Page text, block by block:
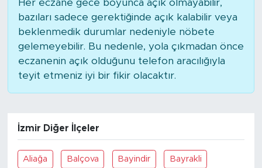
Her eczane gece boyunca açık olmayabilir,
bazıları sadece gerektiğinde açık kalabilir veya
beklenmedik durumlar nedeniyle nöbete
gelemeyebilir. Bu nedenle, yola çıkmadan önce
eczanenin açık olduğunu telefon aracılığıyla
teyit etmeniz iyi bir fikir olacaktır.
İzmir Diğer İlçeler
Aliağa Balçova Bayindir Bayrakli